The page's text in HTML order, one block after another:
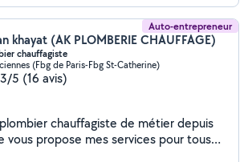
Auto-entrepreneur
khayat (AK PLOMBERIE CHAUFFAGE)
chauffagiste
(Fbg de Paris-Fbg St-Catherine)
5 (16 avis)
chauffagiste de métier depuis
vous propose mes services pour tous